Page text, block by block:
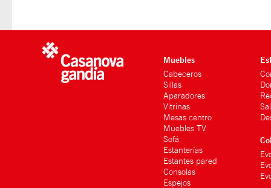
Muebles
Cabeceros
Sillas
Aparadores
Vitrinas
Mesas centro
Muebles TV
Sofá
Estanterías
Estantes pared
Consolas
Espejos